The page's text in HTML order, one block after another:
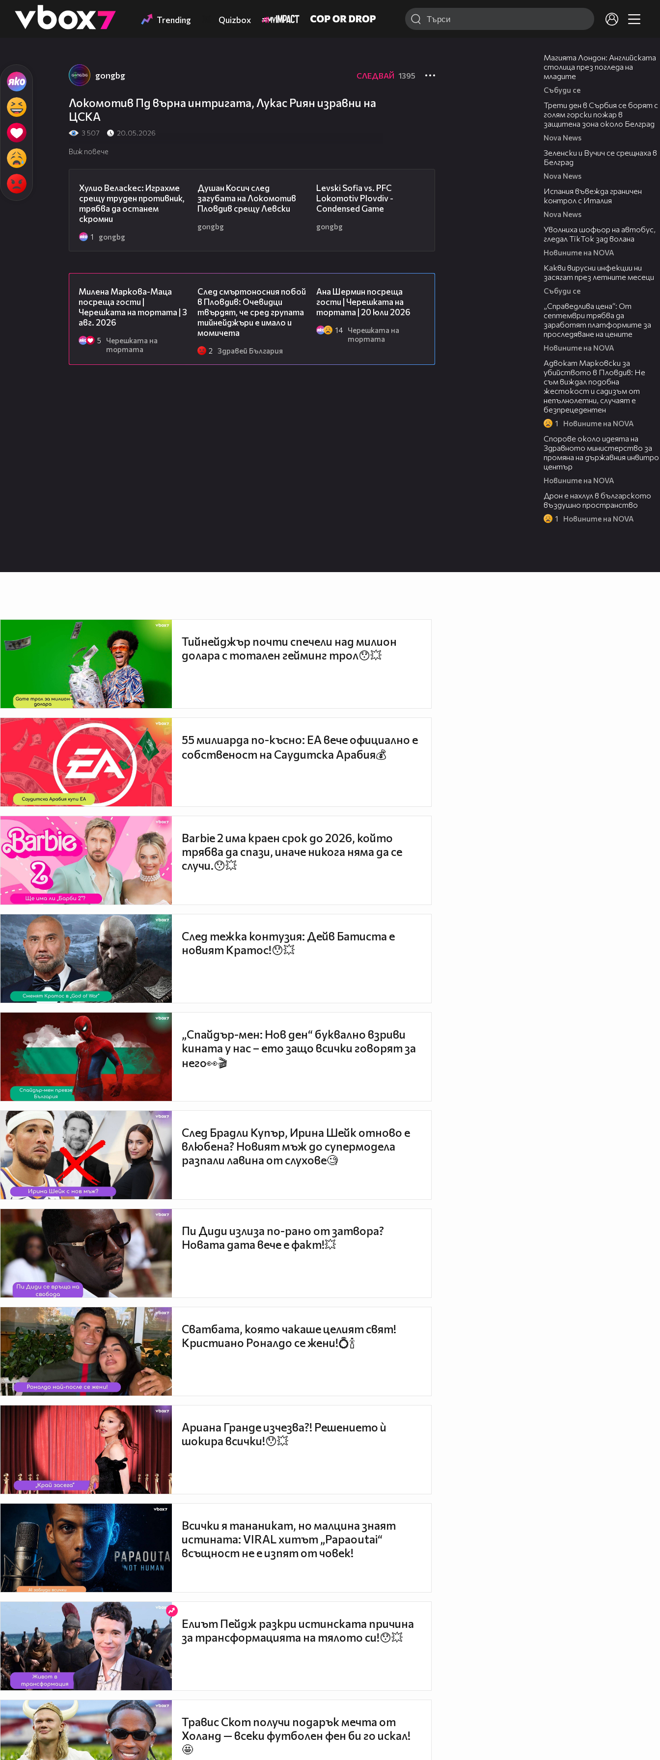
👾 Trending Quizbox
gongbg СЛЕДВАЙ 1395
Локомотив Пд върна интригата, Лукас Риян изравни на
ЦСКА
3 507 20.05.2026
Виж повече
Хулио Веласкес: Играхме
срещу труден противник,
трябва да останем
скромни
1 gongbg
Душан Косич след
загубата на Локомотив
Пловдив срещу Левски
gongbg
Levski Sofia vs. PFC
Lokomotiv Plovdiv -
Condensed Game
gongbg
Милена Маркова-Маца
посреща гости |
Черешката на тортата | 3
авг. 2026
5
Черешката на
тортата
След смъртоносния побой
в Пловдив: Очевидци
твърдят, че сред групата
тийнейджъри е имало и
момичета
2 Здравей България
Ана Шермин посреща
гости | Черешката на
тортата | 20 юли 2026
14
Черешката на
тортата
Магията Лондон: Английската
столица през погледа на
младите
Събуди се
Трети ден в Сърбия се борят с
голям горски пожар в
защитена зона около Белград
Nova News
Зеленски и Вучич се срещнаха в
Белград
Nova News
Испания въвежда граничен
контрол с Италия
Nova News
Уволниха шофьор на автобус,
гледал TikTok зад волана
Новините на NOVA
Какви вирусни инфекции ни
засягат през летните месеци
Събуди се
„Справедлива цена“: От
септември трябва да
заработят платформите за
проследяване на цените
Новините на NOVA
Адвокат Марковски за
убийството в Пловдив: Не
съм виждал подобна
жестокост и садизъм от
непълнолетни, случаят е
безпрецедентен
1 Новините на NOVA
Спорове около идеята на
Здравното министерство за
промяна на държавния инвитро
център
Новините на NOVA
Дрон е нахлул в българското
въздушно пространство
1 Новините на NOVA
Тийнейджър почти спечели над милион
долара с тотален гейминг трол😯💥
55 милиарда по-късно: EA вече официално е
собственост на Саудитска Арабия💰
Barbie 2 има краен срок до 2026, който
трябва да спази, иначе никога няма да се
случи.😯💥
След тежка контузия: Дейв Батиста е
новият Кратос!😯💥
„Спайдър-мен: Нов ден“ буквално взриви
кината у нас – ето защо всички говорят за
него👀🎬
След Брадли Купър, Ирина Шейк отново е
влюбена? Новият мъж до супермодела
разпали лавина от слухове🧐
Пи Диди излиза по-рано от затвора?
Новата дата вече е факт!💥
Сватбата, която чакаше целият свят!
Кристиано Роналдо се жени!💍🍾
Ариана Гранде изчезва?! Решението ѝ
шокира всички!😯💥
Всички я тананикат, но малцина знаят
истината: VIRAL хитът „Papaoutai“
всъщност не е изпят от човек!
Елиът Пейдж разкри истинската причина
за трансформацията на тялото си!😯💥
Травис Скот получи подарък мечта от
Холанд — всеки футболен фен би го искал!
🤩